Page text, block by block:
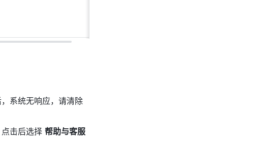
系统无响应，请清除
击后选择 帮助与客服